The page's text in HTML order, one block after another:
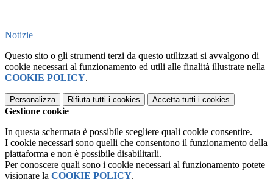
Notizie
Questo sito o gli strumenti terzi da questo utilizzati si avvalgono di
cookie necessari al funzionamento ed utili alle finalità illustrate nella
COOKIE POLICY.
Personalizza Rifiuta tutti i cookies Accetta tutti i cookies
Gestione cookie
In questa schermata è possibile scegliere quali cookie consentire.
I cookie necessari sono quelli che consentono il funzionamento della
piattaforma e non è possibile disabilitarli.
Per conoscere quali sono i cookie necessari al funzionamento potete
visionare la COOKIE POLICY.